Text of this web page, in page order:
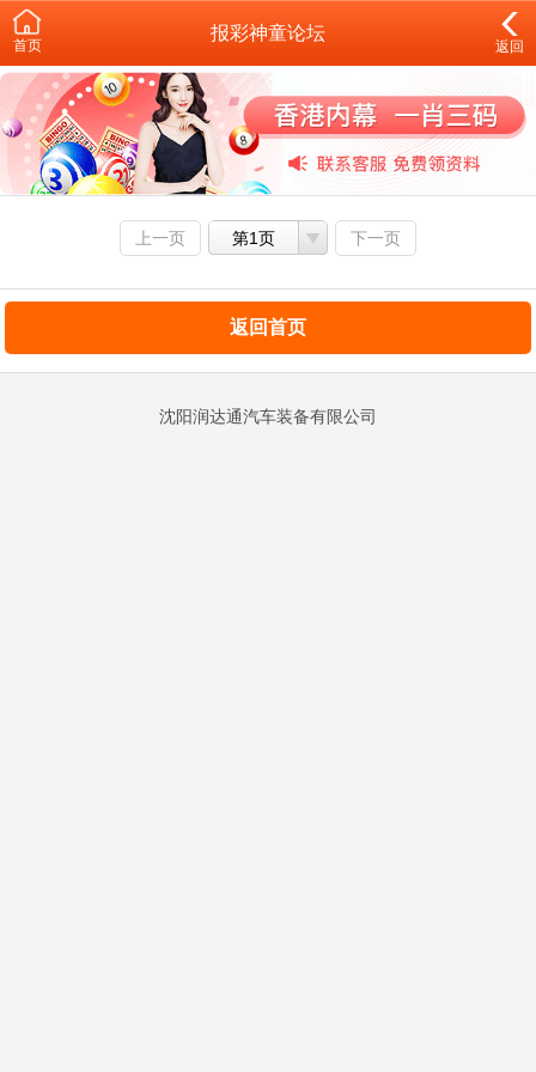
首页
报彩神童论坛
返回
上一页 第1页 下一页
返回首页
沈阳润达通汽车装备有限公司